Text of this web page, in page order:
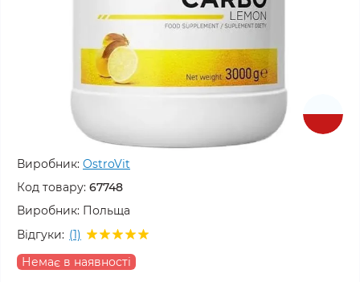
Виробник: OstroVit
Код товару: 67748
Виробник: Польща
Відгуки: (1)
Немає в наявності